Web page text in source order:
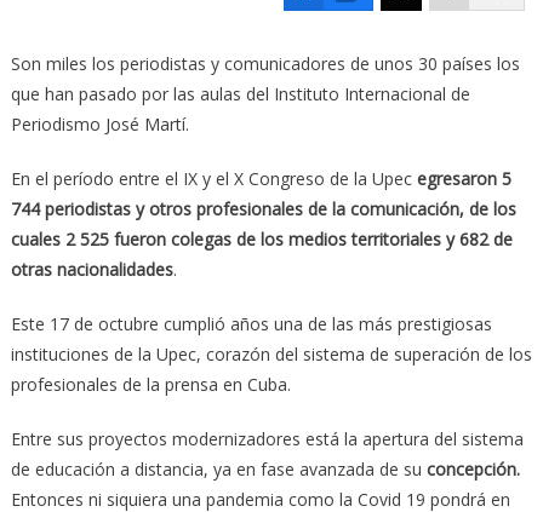
Son miles los periodistas y comunicadores de unos 30 países los
que han pasado por las aulas del Instituto Internacional de
Periodismo José Martí.
En el período entre el IX y el X Congreso de la Upecegresaron 5
744 periodistas y otros profesionales de la comunicación, de los
cuales 2 525 fueron colegas de los medios territoriales y 682 de
otras nacionalidades.
Este 17 de octubre cumplió años una de las más prestigiosas
instituciones de la Upec, corazón del sistema de superación de los
profesionales de la prensa en Cuba.
Entre sus proyectos modernizadores está la apertura del sistema
de educación a distancia, ya en fase avanzada de su concepción.
Entonces ni siquiera una pandemia como la Covid 19 pondrá en